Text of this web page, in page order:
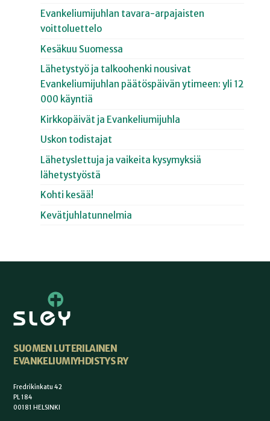
Evankeliumijuhlan tavara-arpajaisten
voittoluettelo
Kesäkuu Suomessa
Lähetystyö ja talkoohenki nousivat
Evankeliumijuhlan päätöspäivän ytimeen: yli 12
000 käyntiä
Kirkkopäivät ja Evankeliumijuhla
Uskon todistajat
Lähetyslettuja ja vaikeita kysymyksiä
lähetystyöstä
Kohti kesää!
Kevätjuhlatunnelmia
SUOMEN LUTERILAINEN
EVANKELIUMIYHDISTYS RY
Fredrikinkatu 42
PL 184
00181 HELSINKI